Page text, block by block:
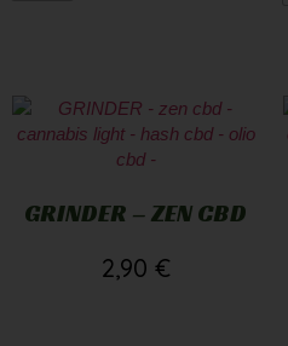
GRINDER – ZEN CBD
2,90 €